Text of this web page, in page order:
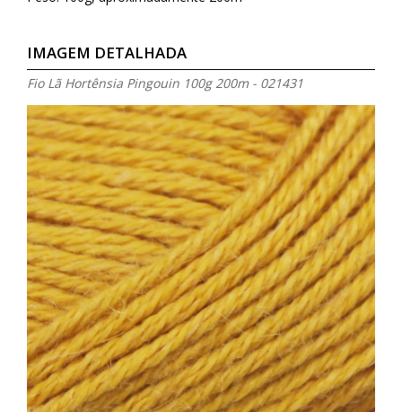
IMAGEM DETALHADA
Fio Lã Hortênsia Pingouin 100g 200m - 021431